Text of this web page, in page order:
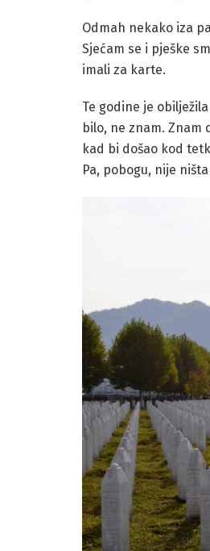
Odmah nekako iza
Sjećam se i pješke
imali za karte.
Te godine je
bilo, ne znam. Znam
kad bi došao kod
Pa, pobogu, nije